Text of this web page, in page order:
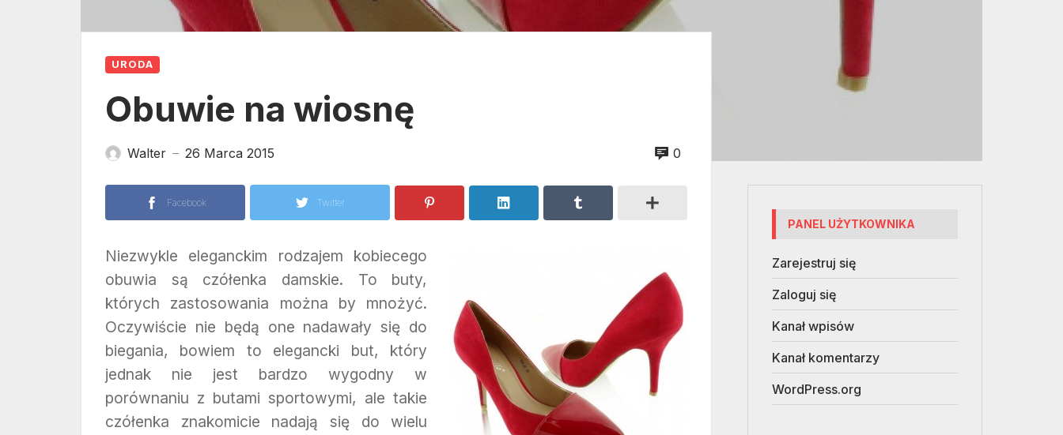
URODA
Obuwie na wiosnę
Walter — 26 Marca 2015 0
Facebook Twitter
Niezwykle eleganckim rodzajem kobiecego
obuwia są czółenka damskie. To buty,
których zastosowania można by mnożyć.
Oczywiście nie będą one nadawały się do
biegania, bowiem to elegancki but, który
jednak nie jest bardzo wygodny w
porównaniu z butami sportowymi, ale takie
czółenka znakomicie nadają się do wielu
PANEL UŻYTKOWNIKA
Zarejestruj się
Zaloguj się
Kanał wpisów
Kanał komentarzy
WordPress.org